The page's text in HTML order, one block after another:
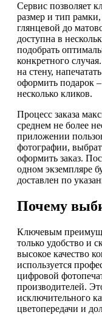
Сервис позволяет
размер и тип
глянцевой до
доступна в
подобрать
конкретного
на стену,
оформить подарок –
несколько кликов.
Процесс заказа
среднем не более
приложении
фотографии,
оформить заказ.
одном экземпляре
доставлен по
Почему
Ключевым
только удобство и
высокое качество
используется
цифровой
производителей.
исключительного
цветопередачи и